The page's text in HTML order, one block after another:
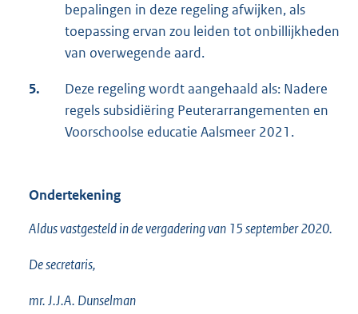
bepalingen in deze regeling afwijken, als
toepassing ervan zou leiden tot onbillijkheden
van overwegende aard.
5.
Deze regeling wordt aangehaald als: Nadere
regels subsidiëring Peuterarrangementen en
Voorschoolse educatie Aalsmeer 2021.
Ondertekening
Aldus vastgesteld in de vergadering van 15 september 2020.
De secretaris,
mr. J.J.A. Dunselman